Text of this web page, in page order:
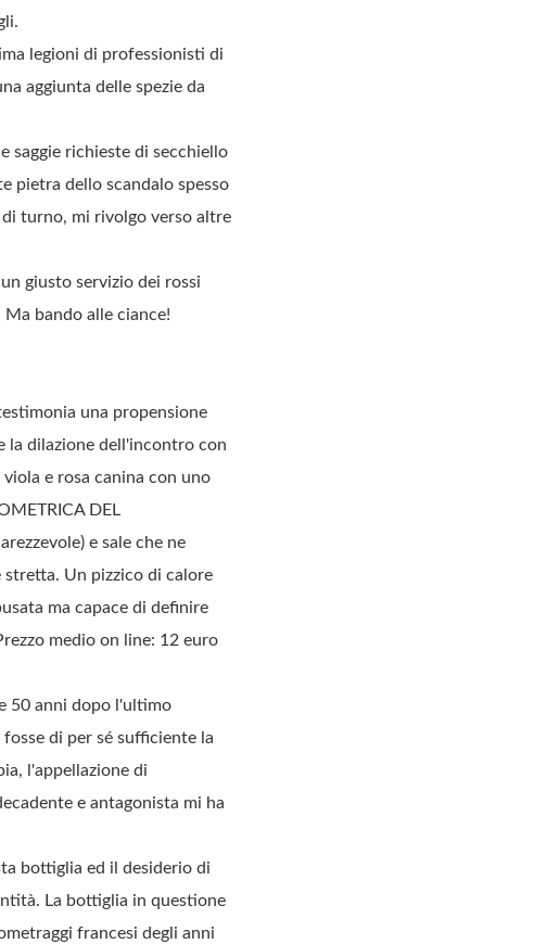
legioni di professionisti di
aggiunta delle spezie da
saggie richieste di secchiello
pietra dello scandalo spesso
turno, mi rivolgo verso altre
giusto servizio dei rossi
bando alle ciance!
una propensione
la dilazione dell'incontro con
e rosa canina con uno
DEL
e sale che ne
stretta. Un pizzico di calore
ma capace di definire
medio on line: 12 euro
50 anni dopo l'ultimo
di per sé sufficiente la
l'appellazione di
e antagonista mi ha
bottiglia ed il desiderio di
La bottiglia in questione
francesi degli anni